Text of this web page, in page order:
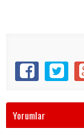
Yorumlar